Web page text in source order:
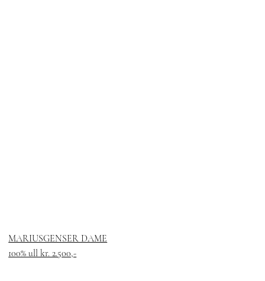
MARIUSGENSER DAME
100% ull kr. 2.500,-